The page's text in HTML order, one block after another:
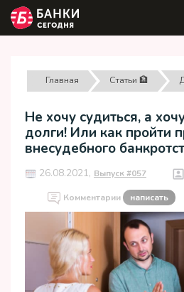
Главная Статьи 🏦
Не хочу судиться, а
долги! Или как пройти
внесудебного
26.08.2021, Выпуск #057
Комментарии написать